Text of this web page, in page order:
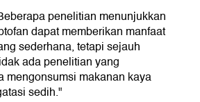
penelitian menunjukkan
dapat memberikan manfaat
sederhana, tetapi sejauh
ada penelitian yang
mengonsumsi makanan kaya
sedih."